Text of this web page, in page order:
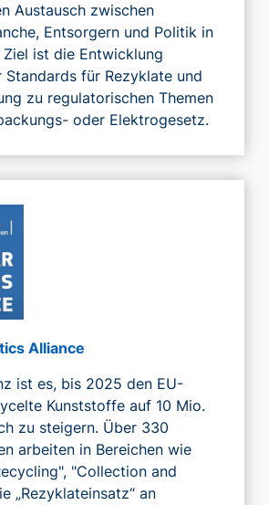
Austausch zwischen
Entsorgern und Politik in
Ziel ist die Entwicklung
Standards für Rezyklate und
zu regulatorischen Themen
oder Elektrogesetz.
Alliance
ist es, bis 2025 den EU-
Kunststoffe auf 10 Mio.
zu steigern. Über 330
arbeiten in Bereichen wie
"Collection and
„Rezyklateinsatz“ an